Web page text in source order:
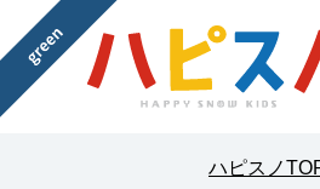
ハピスノ